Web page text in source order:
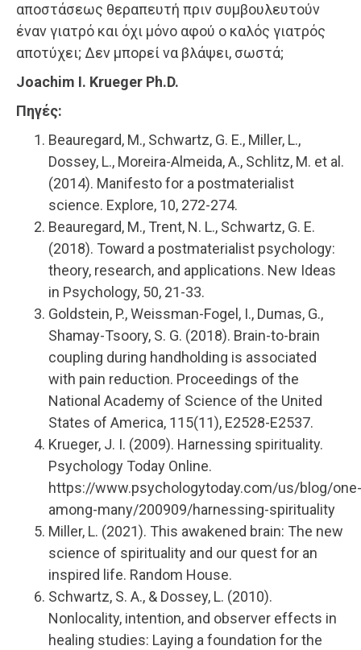
αποστάσεως θεραπευτή πριν συμβουλευτούν
έναν γιατρό και όχι μόνο αφού ο καλός γιατρός
αποτύχει; Δεν μπορεί να βλάψει, σωστά;
Joachim I. Krueger Ph.D.
Πηγές:
Beauregard, M., Schwartz, G. E., Miller, L.,
Dossey, L., Moreira-Almeida, A., Schlitz, M. et al.
(2014). Manifesto for a postmaterialist
science. Explore, 10, 272-274.
Beauregard, M., Trent, N. L., Schwartz, G. E.
(2018). Toward a postmaterialist psychology:
theory, research, and applications. New Ideas
in Psychology, 50, 21-33.
Goldstein, P., Weissman-Fogel, I., Dumas, G.,
Shamay-Tsoory, S. G. (2018). Brain-to-brain
coupling during handholding is associated
with pain reduction. Proceedings of the
National Academy of Science of the United
States of America, 115(11), E2528-E2537.
Krueger, J. I. (2009). Harnessing spirituality.
Psychology Today Online.
https://www.psychologytoday.com/us/blog/one-
among-many/200909/harnessing-spirituality
Miller, L. (2021). This awakened brain: The new
science of spirituality and our quest for an
inspired life. Random House.
Schwartz, S. A., & Dossey, L. (2010).
Nonlocality, intention, and observer effects in
healing studies: Laying a foundation for the